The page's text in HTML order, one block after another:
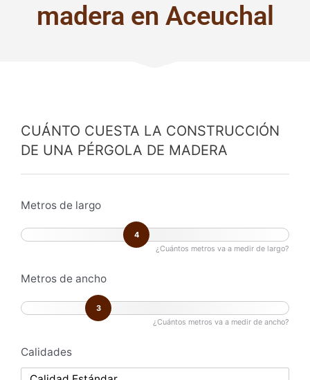
madera en Aceuchal
CUÁNTO CUESTA LA CONSTRUCCIÓN
DE UNA PÉRGOLA DE MADERA
Metros de largo
4
¿Cuántos metros va a medir de largo?
Metros de ancho
3
¿Cuántos metros va a medir de ancho?
Calidades